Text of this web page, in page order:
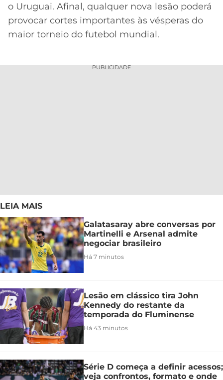
o Uruguai. Afinal, qualquer nova lesão poderá
provocar cortes importantes às vésperas do
maior torneio do futebol mundial.
PUBLICIDADE
LEIA MAIS
Galatasaray abre conversas por
Martinelli e Arsenal admite
negociar brasileiro
Há 7 minutos
Lesão em clássico tira John
Kennedy do restante da
temporada do Fluminense
Há 43 minutos
Série D começa a definir acessos;
veja confrontos, formato e onde